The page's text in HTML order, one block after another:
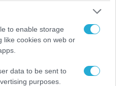
to enable storage
like cookies on web or
data to be sent to
purposes.